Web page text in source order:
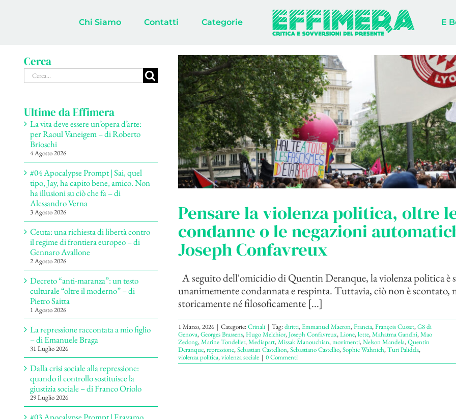
Chi Siamo Contatti Categorie E
Pensare la violenza politica, oltre
condanne o le negazioni
Joseph Confavreux
A seguito dell'omicidio di Quentin Deranque, la violenza politica è
unanimemente condannata e respinta. Tuttavia, ciò non è scontato,
storicamente né filosoficamente [...]
1 Marzo, 2026 | Categorie:Crinali | Tag:diritti,Emmanuel Macron,Francia,François Cusset,G8 di
Genova,Georges Brassens,Hugo Melchior,Joseph Confavreux,Lione,lotte,Mahatma Gandhi,Mao
Zedong,Marine Tondelier,Mediapart,Missak Manouchian,movimenti,Nelson Mandela,Quentin
Deranque,repressione,Sebastian Castellion,Sebastiano Castellio,Sophie Wahnich,Turi Palidda,
violenza politica,violenza sociale | 0 Commenti
Cerca
Cerca
per:
Ultime da Effimera
La vita deve essere un’opera d’arte:
per Raoul Vaneigem – di Roberto
Brioschi
4 Agosto 2026
#04 Apocalypse Prompt | Sai, quel
tipo, Jay, ha capito bene, amico. Non
ha illusioni su ciò che fa – di
Alessandro Verna
3 Agosto 2026
Ceuta: una richiesta di libertà contro
il regime di frontiera europeo – di
Gennaro Avallone
2 Agosto 2026
Decreto “anti-maranza”: un testo
culturale “oltre il moderno” – di
Pietro Saitta
1 Agosto 2026
La repressione raccontata a mio figlio
– di Emanuele Braga
31 Luglio 2026
Dalla crisi sociale alla repressione:
quando il controllo sostituisce la
giustizia sociale – di Franco Oriolo
29 Luglio 2026